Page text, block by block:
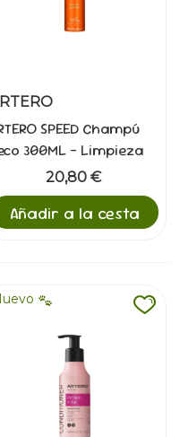
SPEED Champú
300ML - Limpieza
sin Agua
20,80 €
Añadir a la cesta